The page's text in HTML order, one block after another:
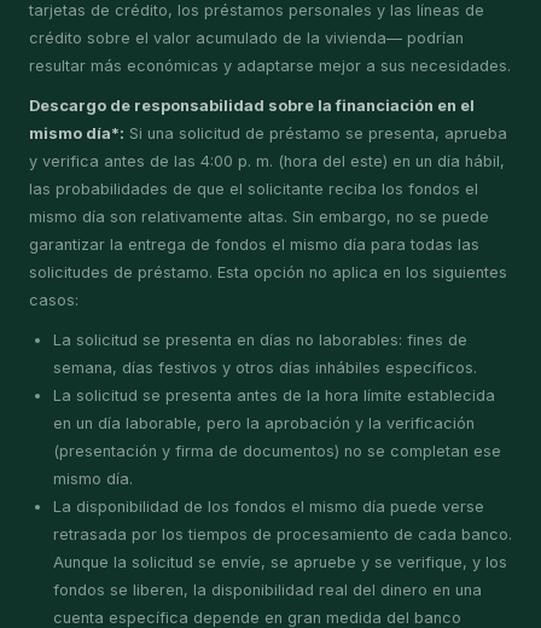
tarjetas de crédito, los préstamos personales y las líneas de
crédito sobre el valor acumulado de la vivienda— podrían
resultar más económicas y adaptarse mejor a sus necesidades.
Descargo de responsabilidad sobre la financiación en el
mismo día*: Si una solicitud de préstamo se presenta, aprueba
y verifica antes de las 4:00 p. m. (hora del este) en un día hábil,
las probabilidades de que el solicitante reciba los fondos el
mismo día son relativamente altas. Sin embargo, no se puede
garantizar la entrega de fondos el mismo día para todas las
solicitudes de préstamo. Esta opción no aplica en los siguientes
casos:
La solicitud se presenta en días no laborables: fines de
semana, días festivos y otros días inhábiles específicos.
La solicitud se presenta antes de la hora límite establecida
en un día laborable, pero la aprobación y la verificación
(presentación y firma de documentos) no se completan ese
mismo día.
La disponibilidad de los fondos el mismo día puede verse
retrasada por los tiempos de procesamiento de cada banco.
Aunque la solicitud se envíe, se apruebe y se verifique, y los
fondos se liberen, la disponibilidad real del dinero en una
cuenta específica depende en gran medida del banco